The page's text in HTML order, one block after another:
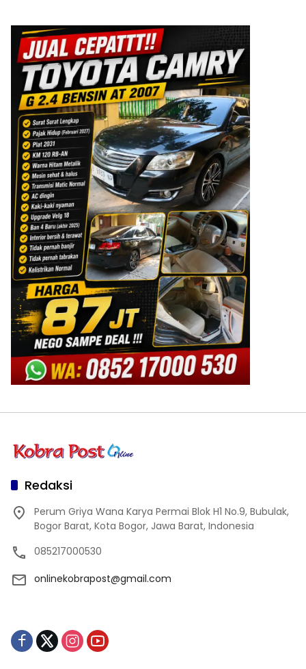
Redaksi
Perum Griya Wana Karya Permai Blok H1 No.9, Bubulak,
Bogor Barat, Kota Bogor, Jawa Barat, Indonesia
085217000530
onlinekobrapost@gmail.com